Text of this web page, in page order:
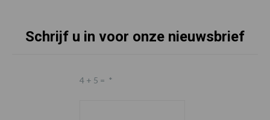
Schrijf u in voor onze nieuwsbrief
4 + 5 = *